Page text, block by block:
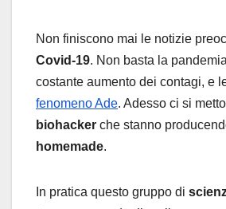
Non finiscono mai le notizie
Covid-19. Non basta la
costante aumento dei contagi, e
fenomeno Ade. Adesso ci si
biohacker che stanno
homemade.
In pratica questo gruppo di